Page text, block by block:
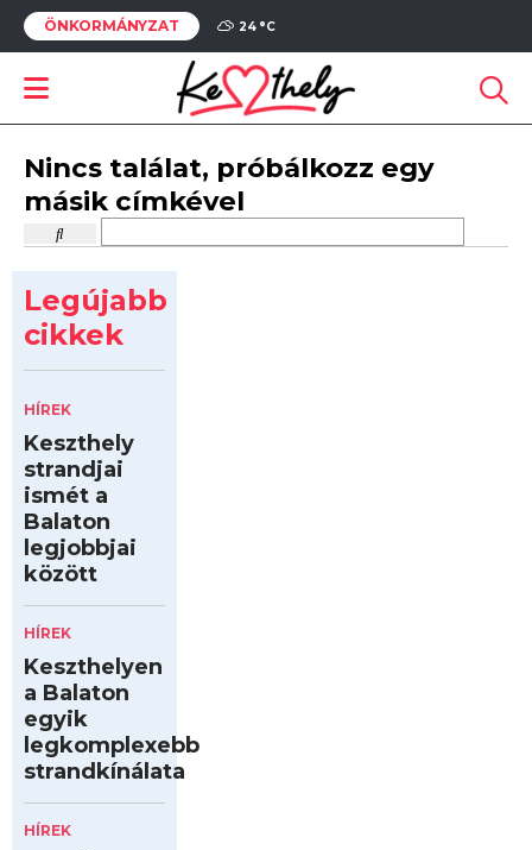
ÖNKORMÁNYZAT 24 °C
Nincs találat, próbálkozz egy
másik címkével
Legújabb
cikkek
HÍREK
Keszthely
strandjai
ismét a
Balaton
legjobbjai
között
HÍREK
Keszthelyen
a Balaton
egyik
legkomplexebb
strandkínálata
HÍREK